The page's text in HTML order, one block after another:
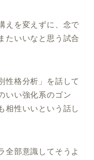
えを変えずに、念で
たいいなと思う試合
性格分析」を話して
いい強化系のゴン
相性いいという話し
全部意識してそうよ